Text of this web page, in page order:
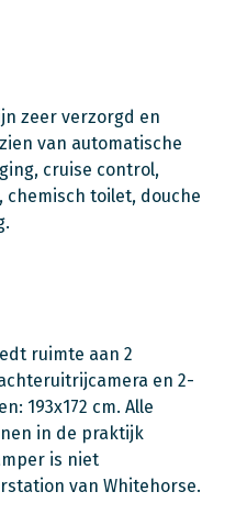
zeer verzorgd en
van automatische
cruise control,
chemisch toilet, douche
ruimte aan 2
en 2-
193x172 cm. Alle
in de praktijk
is niet
van Whitehorse.